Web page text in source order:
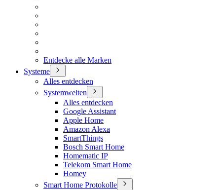
Entdecke alle Marken
Systeme
Alles entdecken
Systemwelten
Alles entdecken
Google Assistant
Apple Home
Amazon Alexa
SmartThings
Bosch Smart Home
Homematic IP
Telekom Smart Home
Homey
Smart Home Protokolle